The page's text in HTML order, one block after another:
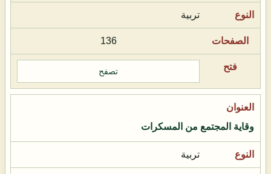
تربية
136
تصفح
وقاية المجتمع من المسكرات
تربية